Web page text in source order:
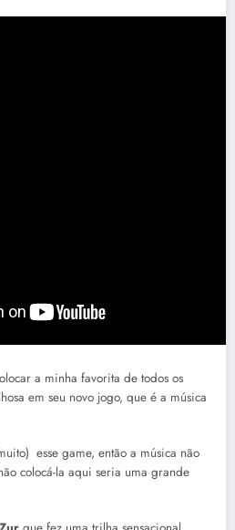
a minha favorita de todos os
em seu novo jogo, que é a música
esse game, então a música não
colocá-la aqui seria uma grande